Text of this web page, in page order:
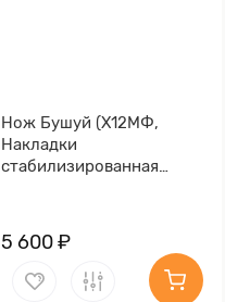
Нож Бушуй (Х12МФ,
Накладки
стабилизированная
5 600 ₽